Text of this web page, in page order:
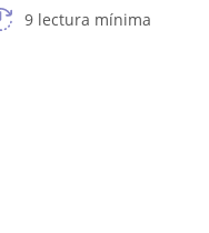
9 lectura mínima